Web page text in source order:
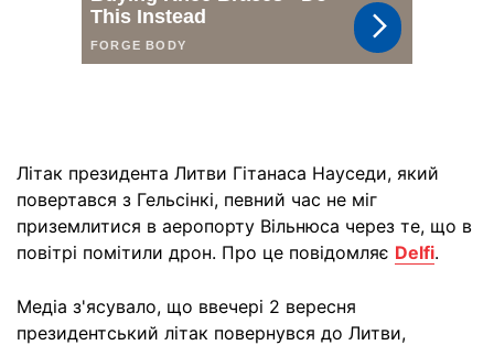
Літак президента Литви Гітанаса Науседи, який
повертався з Гельсінкі, певний час не міг
приземлитися в аеропорту Вільнюса через те, що в
повітрі помітили дрон. Про це повідомляє Delfi.
Медіа з'ясувало, що ввечері 2 вересня
президентський літак повернувся до Литви,